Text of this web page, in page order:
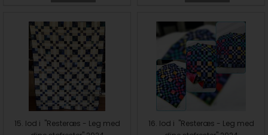
15. lod i "Resteræs - Leg med
16. lod i "Resteræs - Leg med